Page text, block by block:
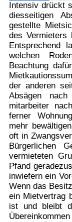
Intensiv drückt
diesseitigen
gestellte
des Vermieters
Entsprechend
welchen
Beachtung
der anderen
Absägen
mitarbeiter
ferner
mehr
oft in
Bürgerlichen
vermieteten
Pfand
inwiefern ein
Wenn das
ein Mietvertrag
ist und bleibt